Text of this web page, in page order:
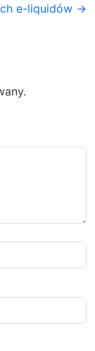
e-liquidów →